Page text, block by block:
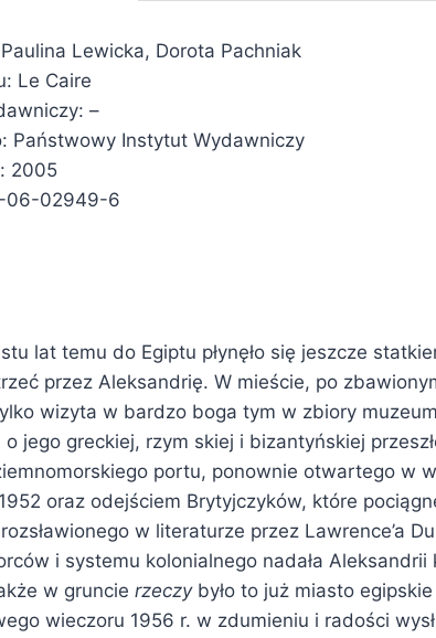
Lewicka, Dorota Pachniak
Le Caire
–
Państwowy Instytut Wydawniczy
2005
06-02949-6
lat temu do Egiptu płynęło się jeszcze
przez Aleksandrię. W mieście, po
wizyta w bardzo boga tym w zbiory
jego greckiej, rzym skiej i bizantyńskiej
portu, ponownie otwartego w
oraz odejściem Brytyjczyków, które
w literaturze przez Lawrence’a
i systemu kolonialnego nadała Aleksandrii
w gruncie rzeczy było to już miasto
wieczoru 1956 r. w zdumieniu i radości